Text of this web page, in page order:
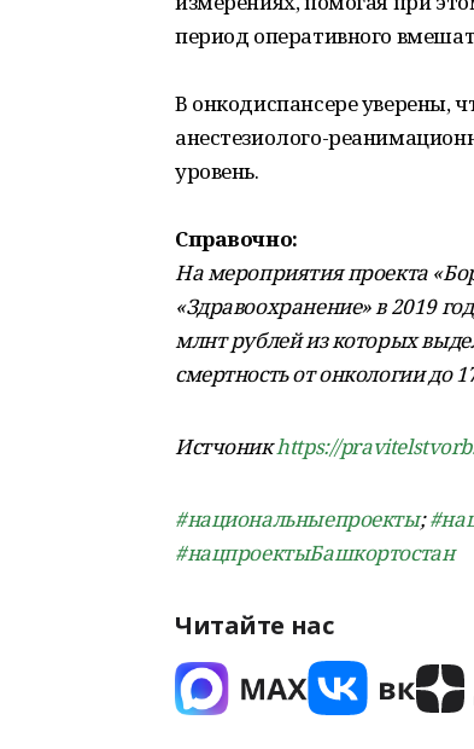
период оперативного
В онкодиспансере уверены,
анестезиолого-
уровень.
Справочно:
На мероприятия проекта
«Здравоохранение» в 2019
млнт рублей из которых
смертность от онкологии до
Истчоникhttps://
#национальныепроекты;
#нацпроектыБашкортостан
Читайте нас